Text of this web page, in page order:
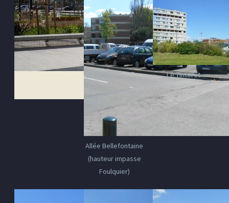
Allée Bellefontaine
(hauteur impasse
Foulquier)
Le Tintoret